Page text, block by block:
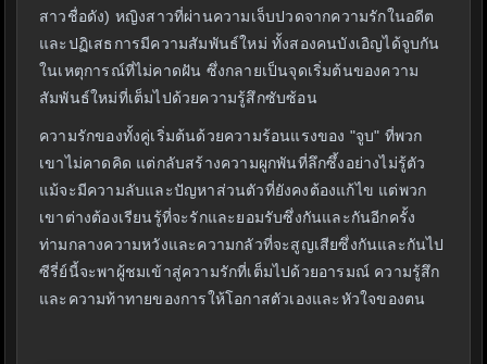
สาวชื่อดัง) หญิงสาวที่ผ่านความเจ็บปวดจากความรักในอดีต
และปฏิเสธการมีความสัมพันธ์ใหม่ ทั้งสองคนบังเอิญได้จูบกัน
ในเหตุการณ์ที่ไม่คาดฝัน ซึ่งกลายเป็นจุดเริ่มต้นของความ
สัมพันธ์ใหม่ที่เต็มไปด้วยความรู้สึกซับซ้อน
ความรักของทั้งคู่เริ่มต้นด้วยความร้อนแรงของ "จูบ" ที่พวก
เขาไม่คาดคิด แต่กลับสร้างความผูกพันที่ลึกซึ้งอย่างไม่รู้ตัว
แม้จะมีความลับและปัญหาส่วนตัวที่ยังคงต้องแก้ไข แต่พวก
เขาต่างต้องเรียนรู้ที่จะรักและยอมรับซึ่งกันและกันอีกครั้ง
ท่ามกลางความหวังและความกลัวที่จะสูญเสียซึ่งกันและกันไป
ซีรี่ย์นี้จะพาผู้ชมเข้าสู่ความรักที่เต็มไปด้วยอารมณ์ ความรู้สึก
และความท้าทายของการให้โอกาสตัวเองและหัวใจของตน